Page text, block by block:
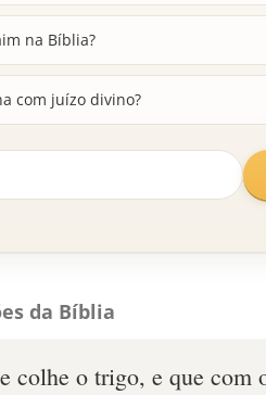
na Bíblia?
com juízo divino?
da Bíblia
colhe o trigo, e que com